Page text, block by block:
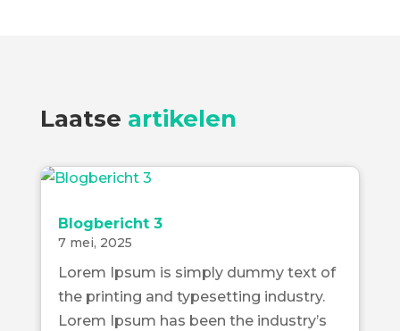
Laatse artikelen
Blogbericht 3
7 mei, 2025
Lorem Ipsum is simply dummy text of
the printing and typesetting industry.
Lorem Ipsum has been the industry’s